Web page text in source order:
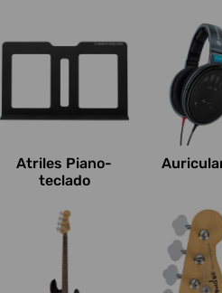
Atriles Piano-
teclado